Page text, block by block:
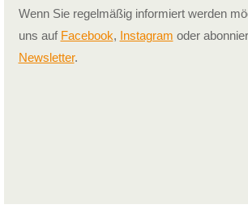
Wenn Sie regelmäßig informiert werden
uns auf Facebook, Instagram oder
Newsletter.